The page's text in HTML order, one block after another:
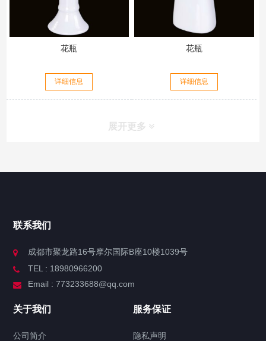
花瓶
详细信息
花瓶
详细信息
展开更多
联系我们
成都市聚龙路16号摩尔国际B座10楼1039号
TEL : 18980966200
Email : 773233688@qq.com
关于我们
公司简介
服务保证
隐私声明